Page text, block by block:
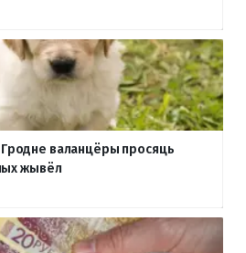
Гродне валанцёры просяць
жывёл